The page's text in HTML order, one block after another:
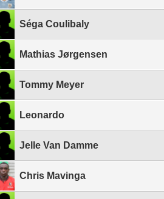
Séga Coulibaly
Mathias Jørgensen
Tommy Meyer
Leonardo
Jelle Van Damme
Chris Mavinga